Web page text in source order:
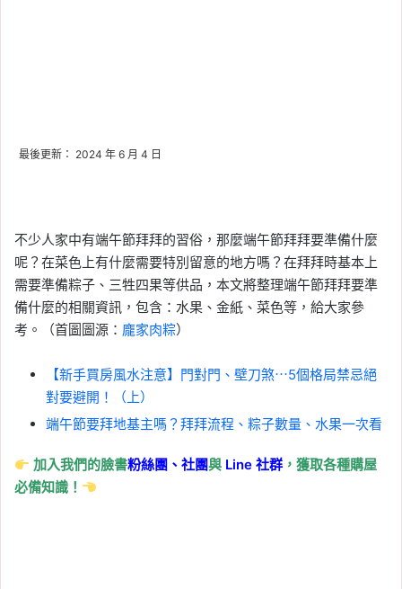
最後更新： 2024 年 6 月 4 日
不少人家中有端午節拜拜的習俗，那麼端午節拜拜要準備什麼
呢？在菜色上有什麼需要特別留意的地方嗎？在拜拜時基本上
需要準備粽子、三牲四果等供品，本文將整理端午節拜拜要準
備什麼的相關資訊，包含：水果、金紙、菜色等，給大家參
考。（首圖圖源： 龐家肉粽）
【新手買房風水注意】門對門、壁刀煞⋯5個格局禁忌絕
對要避開！（上）
端午節要拜地基主嗎？拜拜流程、粽子數量、水果一次看
加入我們的臉書粉絲團、社團與 Line社群 ，獲取各種購屋
必備知識！